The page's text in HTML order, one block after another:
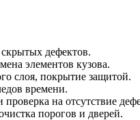
дефектов.
элементов кузова.
слоя, покрытие защитой.
времени.
на отсутствие
порогов и дверей.